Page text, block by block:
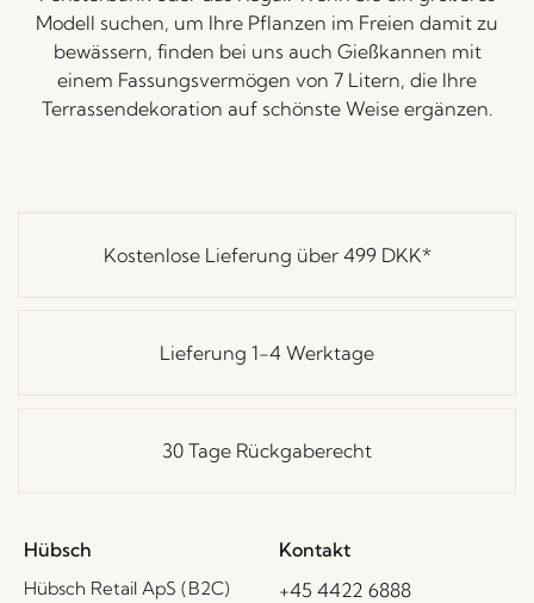
Modell suchen, um Ihre Pflanzen im Freien damit zu
bewässern, finden bei uns auch Gießkannen mit
einem Fassungsvermögen von 7 Litern, die Ihre
Terrassendekoration auf schönste Weise ergänzen.
Kostenlose Lieferung über 499 DKK*
Lieferung 1-4 Werktage
30 Tage Rückgaberecht
Hübsch
Hübsch Retail ApS (B2C)
Kontakt
+45 4422 6888